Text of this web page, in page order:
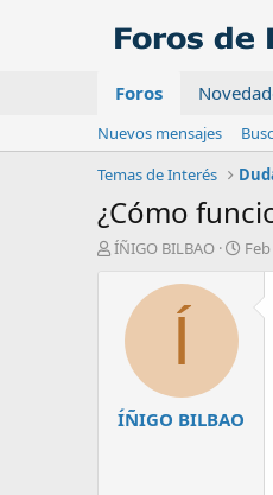
Foros
Nuevos mensajes
Temas de Interés
¿Cómo
A
ÍÑIGO BILBAO
F
Í
ÍÑIGO BILBAO